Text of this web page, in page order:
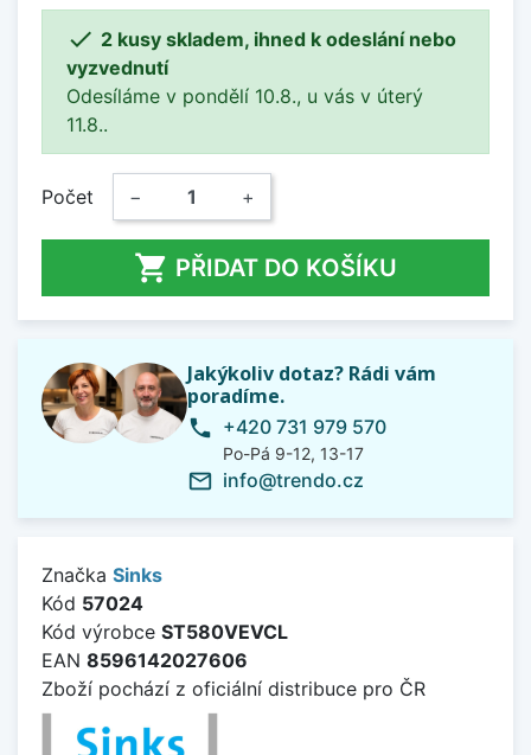
 2 kusy skladem, ihned k odeslání nebo
vyzvednutí
Odesíláme v pondělí 10.8., u vás v úterý
11.8..
Počet − +
 PŘIDAT DO KOŠÍKU
Jakýkoliv dotaz? Rádi vám
poradíme.
phone +420 731 979 570
Po-Pá 9-12, 13-17
mail_outline info@trendo.cz
Značka Sinks
Kód 57024
Kód výrobce ST580VEVCL
EAN 8596142027606
Zboží pochází z oficiální distribuce pro ČR